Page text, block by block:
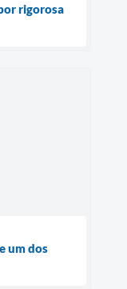
rigorosa
um dos